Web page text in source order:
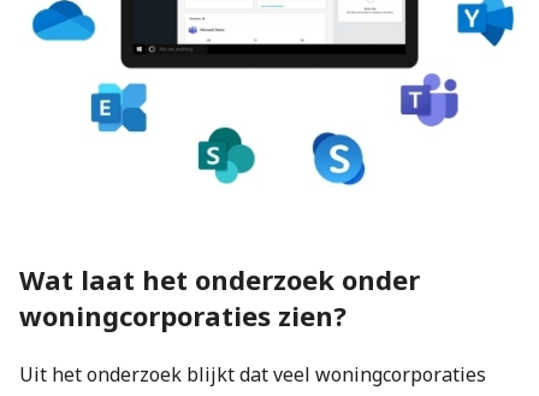
Wat laat het onderzoek onder
woningcorporaties zien?
Uit het onderzoek blijkt dat veel woningcorporaties